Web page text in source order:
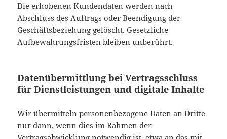
Die erhobenen Kundendaten werden nach
Abschluss des Auftrags oder Beendigung der
Geschäftsbeziehung gelöscht. Gesetzliche
Aufbewahrungsfristen bleiben unberührt.
Datenübermittlung bei Vertragsschluss
für Dienstleistungen und digitale Inhalte
Wir übermitteln personenbezogene Daten an Dritte
nur dann, wenn dies im Rahmen der